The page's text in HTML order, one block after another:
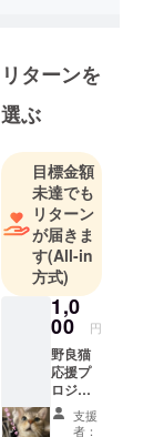
現在飼い猫6
匹、保護猫
29匹、愛情
話してま
す。
2020年～
2024年、
TNR207頭
保護した子
たち全てに
カルテを作
り、TNRの
記録も全て
とってま
す。
リターンを
選ぶ
目標金額
未達でも
リターン
が届きま
す(All-in
方式)
1,0
00 円
野良猫
応援プ
ロジェ
ク
ト
支援
者：